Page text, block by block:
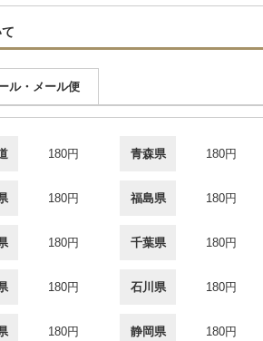
ル・メール便
180円 青森県 180円
180円 福島県 180円
180円 千葉県 180円
180円 石川県 180円
180円 静岡県 180円